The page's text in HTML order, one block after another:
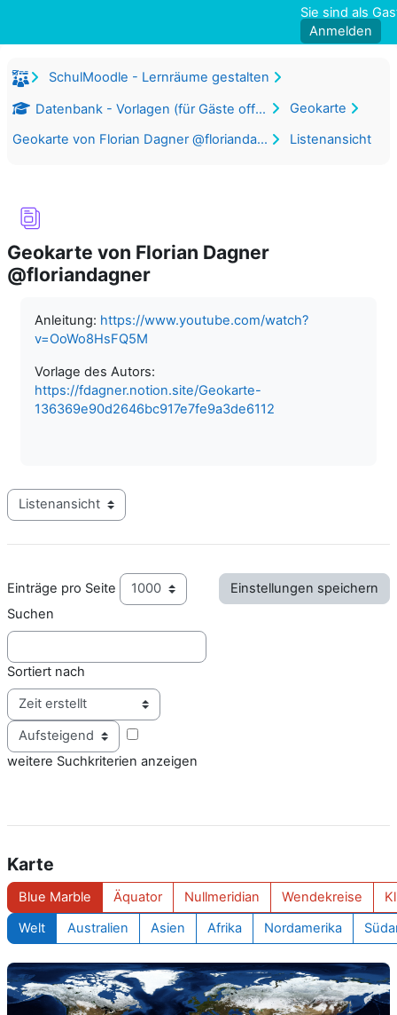
Sie sind als
Anmelden
SchulMoodle - Lernräume gestalten
Datenbank - Vorlagen (für Gäste offen)
Geokarte
Geokarte von Florian Dagner @floriandagner
Listenansicht
Geokarte von Florian Dagner
@floriandagner
Anleitung: https://www.youtube.com/watch?
v=OoWo8HsFQ5M
Vorlage des Autors:
https://fdagner.notion.site/Geokarte-
136369e90d2646bc917e7fe9a3de6112
Modus Tertiärnavigation anzeigen
Einträge pro Seite
Suchen
Sortiert nach
weitere Suchkriterien anzeigen
Karte
Blue Marble Äquator Nullmeridian Wendekreise
Welt
Australien Asien Afrika Nordamerika